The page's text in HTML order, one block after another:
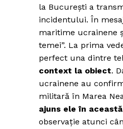
la București a
incidentului. În
maritime ucrainene
temei”. La prima
perfect una dintre
context la obiect.
ucrainene au
militară în Marea
ajuns ele în
observație atunci